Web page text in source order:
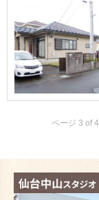
ページ 3 of 4